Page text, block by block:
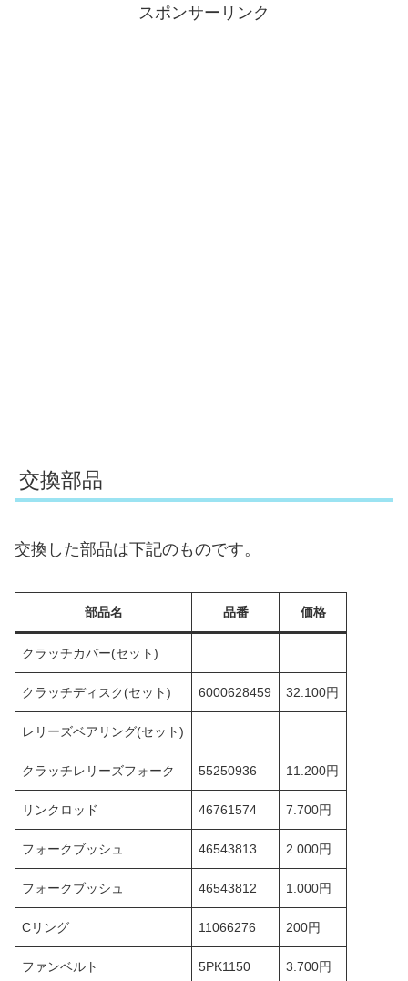
スポンサーリンク
交換部品
交換した部品は下記のものです。
部品名 品番 価格
クラッチカバー(セット)
クラッチディスク(セット) 6000628459 32.100円
レリーズベアリング(セット)
クラッチレリーズフォーク 55250936 11.200円
リンクロッド 46761574 7.700円
フォークブッシュ 46543813 2.000円
フォークブッシュ 46543812 1.000円
Cリング 11066276 200円
ファンベルト 5PK1150 3.700円